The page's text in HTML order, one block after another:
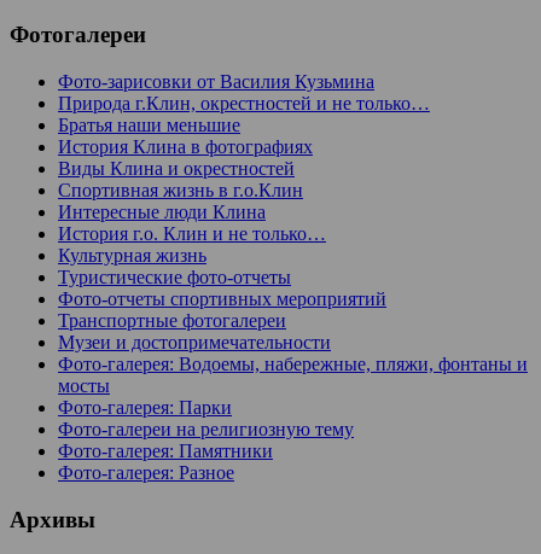
Фотогалереи
Фото-зарисовки от Василия Кузьмина
Природа г.Клин, окрестностей и не только…
Братья наши меньшие
История Клина в фотографиях
Виды Клина и окрестностей
Спортивная жизнь в г.о.Клин
Интересные люди Клина
История г.о. Клин и не только…
Культурная жизнь
Туристические фото-отчеты
Фото-отчеты спортивных мероприятий
Транспортные фотогалереи
Музеи и достопримечательности
Фото-галерея: Водоемы, набережные, пляжи, фонтаны и
мосты
Фото-галерея: Парки
Фото-галереи на религиозную тему
Фото-галерея: Памятники
Фото-галерея: Разное
Архивы